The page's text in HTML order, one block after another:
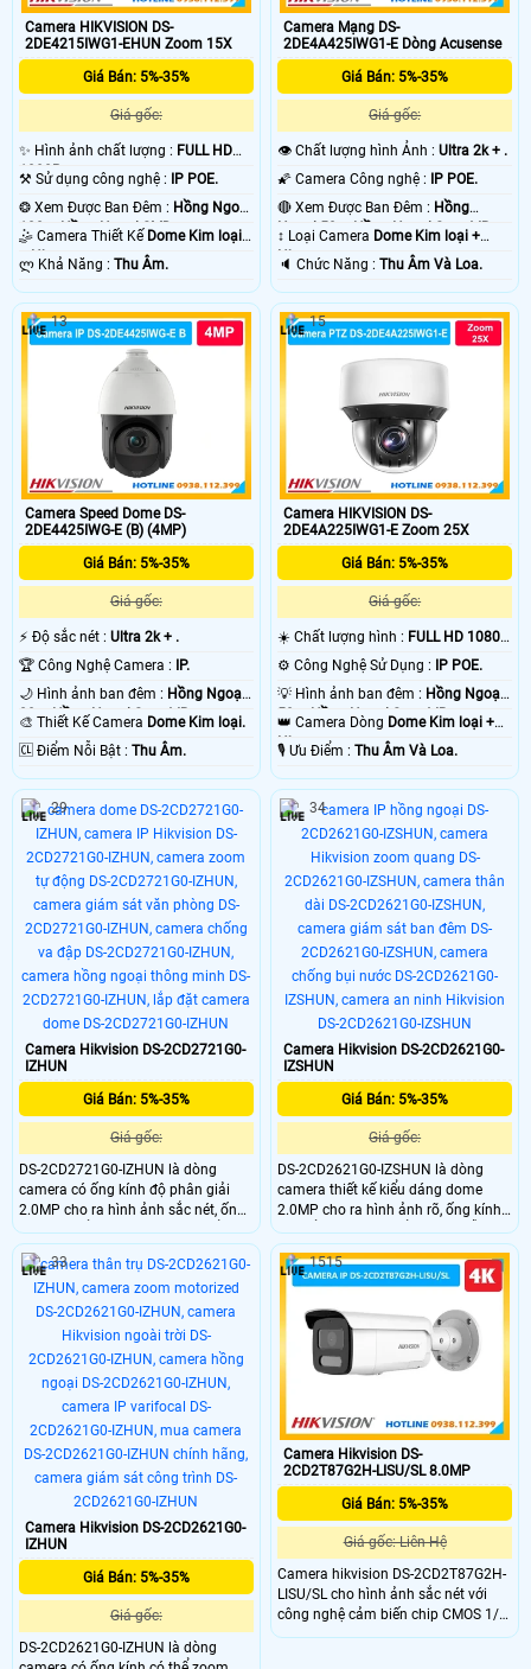
Camera HIKVISION DS-
2DE4215IWG1-EHUN Zoom 15X
Giá Bán: 5%-35%
Giá gốc:
✨ Hình ảnh chất lượng : FULL HD
1080P .
⚒ Sử dụng công nghệ :
IP POE.
❂ Xem Được Ban Đêm : Hồng Ngoại
100m Hồng Ngoại SMD.
🤹 Camera Thiết Kế Dome Kim loại
+ Nhựa.
️ლ Khả Năng : Thu Âm.
Camera Mạng DS-
2DE4A425IWG1-E Dòng Acusense
Giá Bán: 5%-35%
Giá gốc:
👁 Chất lượng hình Ảnh :Ultra 2k + .
🌠 Camera Công nghệ :
IP POE.
🔴 Xem Được Ban Đêm : Hồng
Ngoại 50m Hồng Ngoại Smart IR.
↕️ Loại Camera Dome Kim loại +
Nhựa.
️🔈 Chức Năng :Thu Âm Và Loa.
Camera Speed Dome DS-
2DE4425IWG-E (B) (4MP)
Giá Bán: 5%-35%
Giá gốc:
️⚡ Độ sắc nét : Ultra 2k + .
🏆 Công Nghệ Camera :
IP.
🌙 Hình ảnh ban đêm : Hồng Ngoại
20m Hồng Ngoại Smart IR.
🎨 Thiết Kế Camera Dome Kim loại.
️🆑 Điểm Nỗi Bật : Thu Âm.
13
Camera HIKVISION DS-
2DE4A225IWG1-E Zoom 25X
Giá Bán: 5%-35%
Giá gốc:
☀️ Chất lượng hình : FULL HD 1080P
.
⚙ Công Nghệ Sử Dụng :
IP POE.
💡 Hình ảnh ban đêm : Hồng Ngoại
50m Hồng Ngoại Smart IR.
👑 Camera Dòng Dome Kim loại +
Nhựa.
️🎙 Ưu Điểm :Thu Âm Và Loa.
15
Camera Hikvision DS-2CD2721G0-
IZHUN
Giá Bán: 5%-35%
Giá gốc:
DS-2CD2721G0-IZHUN là dòng
camera có ống kính độ phân giải
2.0MP cho ra hình ảnh sắc nét, ống
kính có thể zoom tự động, chuẩn
nén hình ảnh H.265+, trang bị tính
năng thông minh, phát hiện khuôn
mặt, phát hiện người vào khu vực
cấm, phát hiện vượt rào ảo.
29
Camera Hikvision DS-2CD2621G0-
IZSHUN
Giá Bán: 5%-35%
Giá gốc:
DS-2CD2621G0-IZSHUN là dòng
camera thiết kế kiểu dáng dome
2.0MP cho ra hình ảnh rõ, ống kính
có thể zoom thay đổi tiêu cự dễ
dàng, trang bị nhiều tính năng
thông minh, phát hiện khuôn mặt,
phát hiện đột nhập, hàng rào ảo,
trang bị chống nước IP 67
34
Camera Hikvision DS-2CD2621G0-
IZHUN
Giá Bán: 5%-35%
Giá gốc:
DS-2CD2621G0-IZHUN là dòng
33
Camera Hikvision DS-
2CD2T87G2H-LISU/SL 8.0MP
Giá Bán: 5%-35%
Giá gốc: Liên Hệ
Camera hikvision DS-2CD2T87G2H-
LISU/SL cho hình ảnh sắc nét với
công nghệ cảm biến chip CMOS 1/1.
8 và nhiều tính năng thông minh
1515